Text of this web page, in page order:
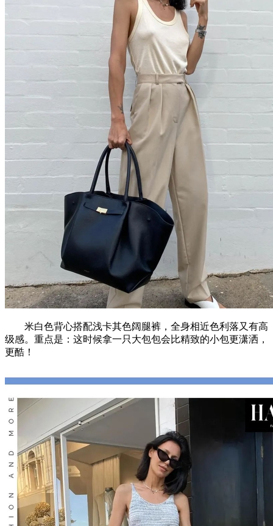
米白色背心搭配浅卡其色阔腿裤，全身相近色利落又有高
级感。重点是：这时候拿一只大包包会比精致的小包更潇洒，
更酷！